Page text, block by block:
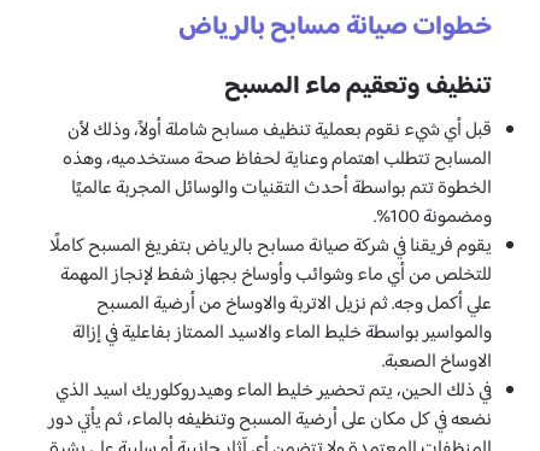
خطوات صيانة مسابح بالرياض
تنظيف وتعقيم ماء المسبح
قبل أي شيء نقوم بعملية تنظيف مسابح شاملة أولاً، وذلك لأن
المسابح تتطلب اهتمام وعناية لحفاظ صحة مستخدميه، وهذه
الخطوة تتم بواسطة أحدث التقنيات والوسائل المجربة عالميًا
ومضمونة 100%.
يقوم فريقنا في شركة صيانة مسابح بالرياض بتفريغ المسبح كاملًا
للتخلص من أي ماء وشوائب وأوساخ بجهاز شفط لإنجاز المهمة
علي أكمل وجه. ثم نزيل الاتربة والاوساخ من أرضية المسبح
والمواسير بواسطة خليط الماء والاسيد الممتاز بفاعلية في إزالة
الاوساخ الصعبة.
في ذلك الحين، يتم تحضير خليط الماء وهيدروكلوريك اسيد الذي
نضعه في كل مكان على أرضية المسبح وتنظيفه بالماء، ثم يأتي دور